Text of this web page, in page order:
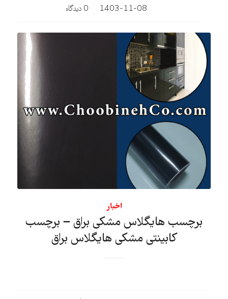
1403-11-08
/ 0 دیدگاه‌
اخبار
برچسب هایگلاس مشکی براق – برچسب
کابینتی مشکی هایگلاس براق